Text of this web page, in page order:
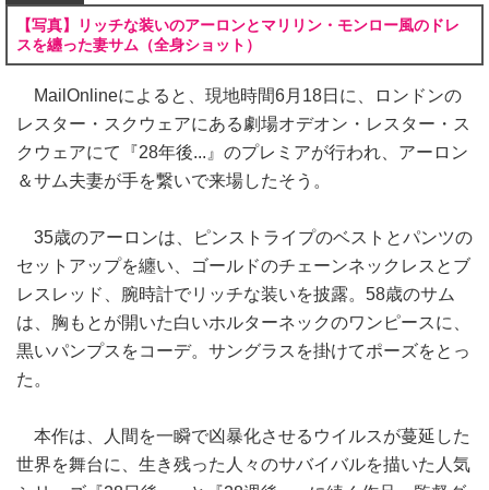
【写真】リッチな装いのアーロンとマリリン・モンロー風のドレ
スを纏った妻サム（全身ショット）
MailOnlineによると、現地時間6月18日に、ロンドンの
レスター・スクウェアにある劇場オデオン・レスター・ス
クウェアにて『28年後...』のプレミアが行われ、アーロン
＆サム夫妻が手を繋いで来場したそう。
35歳のアーロンは、ピンストライプのベストとパンツの
セットアップを纏い、ゴールドのチェーンネックレスとブ
レスレッド、腕時計でリッチな装いを披露。58歳のサム
は、胸もとが開いた白いホルターネックのワンピースに、
黒いパンプスをコーデ。サングラスを掛けてポーズをとっ
た。
本作は、人間を一瞬で凶暴化させるウイルスが蔓延した
世界を舞台に、生き残った人々のサバイバルを描いた人気